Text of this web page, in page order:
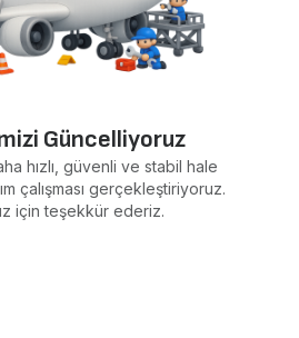
Güncelliyoruz
hızlı, güvenli ve stabil hale
çalışması gerçekleştiriyoruz.
için teşekkür ederiz.